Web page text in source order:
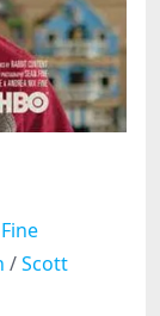
/Scott